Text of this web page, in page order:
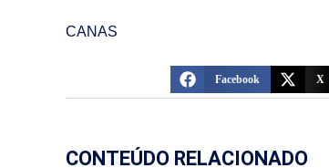
CANAS
Facebook X
CONTEÚDO RELACIONADO